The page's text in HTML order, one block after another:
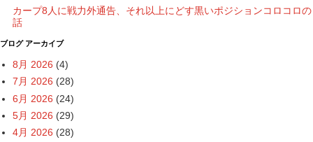
カープ8人に戦力外通告、それ以上にどす黒いポジションコロコロの
話
ブログ アーカイブ
8月 2026 (4)
7月 2026 (28)
6月 2026 (24)
5月 2026 (29)
4月 2026 (28)